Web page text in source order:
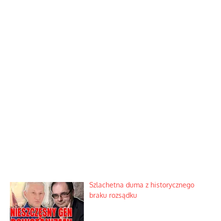
Szlachetna duma z historycznego
braku rozsądku